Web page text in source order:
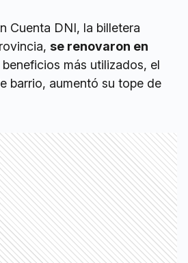
Cuenta DNI, la billetera
se renovaron en
más utilizados, el
barrio, aumentó su tope de